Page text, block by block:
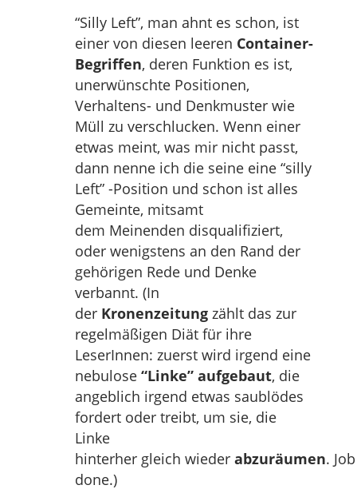
“Silly Left”, man ahnt es schon, ist
einer von diesen leeren Container-
Begriffen, deren Funktion es ist,
unerwünschte Positionen,
Verhaltens- und Denkmuster wie
Müll zu verschlucken. Wenn einer
etwas meint, was mir nicht passt,
dann nenne ich die seine eine “silly
Left” -Position und schon ist alles
Gemeinte, mitsamt
dem Meinenden disqualifiziert,
oder wenigstens an den Rand der
gehörigen Rede und Denke
verbannt. (In
der Kronenzeitung zählt das zur
regelmäßigen Diät für ihre
LeserInnen: zuerst wird irgend eine
nebulose “Linke” aufgebaut, die
angeblich irgend etwas saublödes
fordert oder treibt, um sie, die
Linke
hinterher gleich wieder abzuräumen. Job
done.)